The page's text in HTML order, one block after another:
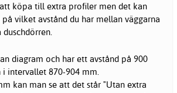
köpa till extra profiler men det kan
vilket avstånd du har mellan väggarna
diagram och har ett avstånd på 900
intervallet 870-904 mm.
kan man se att det står "Utan extra